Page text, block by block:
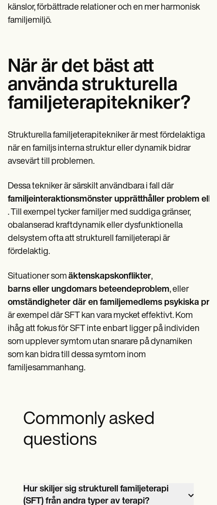
känslor, förbättrade relationer och en mer harmonisk
familjemiljö.
När är det bäst att
använda strukturella
familjeterapitekniker?
Strukturella familjeterapitekniker är mest fördelaktiga
när en familjs interna struktur eller dynamik bidrar
avsevärt till problemen.
Dessa tekniker är särskilt användbara i fall där
familjeinteraktionsmönster upprätthåller problem
. Till exempel tycker familjer med suddiga gränser,
obalanserad kraftdynamik eller dysfunktionella
delsystem ofta att strukturell familjeterapi är
fördelaktig.
Situationer som äktenskapskonflikter,
barns eller ungdomars beteendeproblem, eller
omständigheter där en familjemedlems psykiska
är exempel där SFT kan vara mycket effektivt. Kom
ihåg att fokus för SFT inte enbart ligger på individen
som upplever symtom utan snarare på dynamiken
som kan bidra till dessa symtom inom
familjesammanhang.
Commonly asked
questions
Hur skiljer sig strukturell familjeterapi
(SFT) från andra typer av terapi?